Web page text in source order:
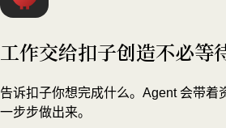
工作交给扣子创造不必等
告诉扣子你想完成什么。Agent 会带着
一步步做出来。